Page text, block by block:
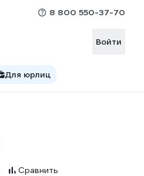
8 800 550-37-70
Войти
Для юрлиц
Сравнить